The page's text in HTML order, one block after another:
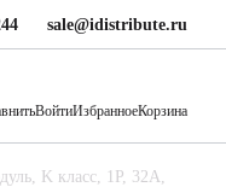
sale@idistribute.ru
ВойтиИзбранноеКорзина
K класс, 1P, 32А,